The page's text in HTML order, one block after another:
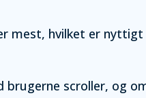
mest, hvilket er
brugerne scroller, og